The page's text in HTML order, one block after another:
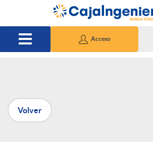
Saltar al contenido principal
Acceso
P
u
Volver